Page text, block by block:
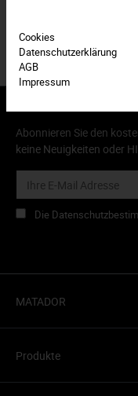
Abonnieren Sie den
keine Neuigkeiten oder
Die
MATADOR
Produkte
Cookies
Datenschutzerklärung
AGB
Impressum